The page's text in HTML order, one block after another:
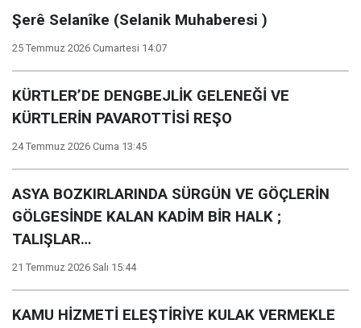
Şerê Selanîke (Selanik Muhaberesi )
25 Temmuz 2026 Cumartesi 14:07
KÜRTLER’DE DENGBEJLİK GELENEĞİ VE
KÜRTLERİN PAVAROTTİSİ REŞO
24 Temmuz 2026 Cuma 13:45
ASYA BOZKIRLARINDA SÜRGÜN VE GÖÇLERİN
GÖLGESİNDE KALAN KADİM BİR HALK ;
TALIŞLAR…
21 Temmuz 2026 Salı 15:44
KAMU HİZMETİ ELEŞTİRİYE KULAK VERMEKLE